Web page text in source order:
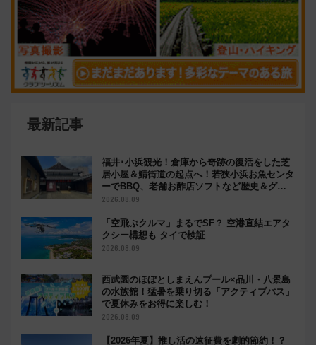
最新記事
福井･小浜観光！倉庫から奇跡の復活をした芝
居小屋＆鯖街道の起点へ！若狭小浜お魚センタ
ーでBBQ、老舗お酢店ソフトなど歴史＆グル
メ散歩
2026.08.09
「空飛ぶクルマ」まるでSF？ 空港直結エアタ
クシー構想も タイで検証
2026.08.09
西武園のほぼとしまえんプール×品川・八景島
の水族館！猛暑を乗り切る「アクティブパス」
で夏休みをお得に楽しむ！
2026.08.09
【2026年夏】推し活の遠征費を劇的節約！？